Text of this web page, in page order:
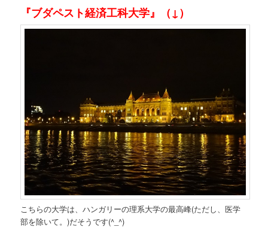
『ブダペスト経済工科大学』（↓）
こちらの大学は、ハンガリーの理系大学の最高峰(ただし、医学
部を除いて。)だそうです(^_^)